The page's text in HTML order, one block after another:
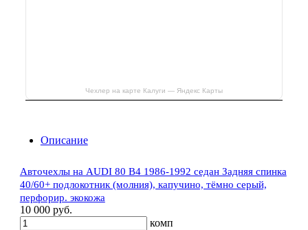
Чехлер на карте Калуги — Яндекс Карты
Описание
Авточехлы на AUDI 80 В4 1986-1992 седан Задняя спинка
40/60+ подлокотник (молния), капучино, тёмно серый,
перфорир. экокожа
10 000 руб.
комп